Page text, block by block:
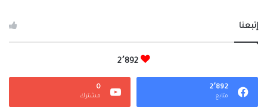
إتبعنا
2٬892
2٬892
متابع
0
مشترك